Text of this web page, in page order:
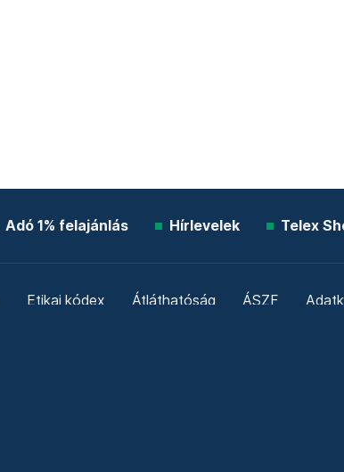
Adó 1% felajánlás Hírlevelek Telex
Etikai kódex Átláthatóság ÁSZF